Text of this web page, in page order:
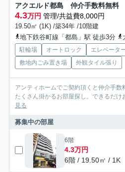
アクエルド都島 仲介手数料無料
4.3万円 管理/共益費8,000円
19.50㎡ (1K) /築34年 /10階建
地下鉄谷町線「都島」駅 徒歩3分
駐輪場 オートロック エレベータ
敷地内ごみ置き場
外観タイル張り
アンティホームでご契約頂くと仲介手
たくさん掛かるお部屋探し。できるだけ
見る
募集中の部屋
6階
4.3万円
6階 / 19.50㎡ / 1K